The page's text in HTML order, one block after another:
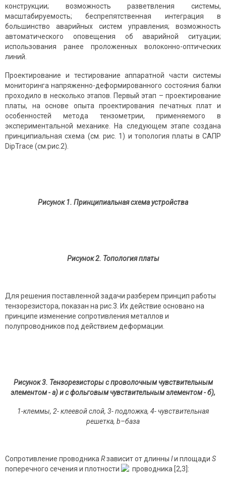
конструкции; возможность разветвления системы,
масштабируемость; беспрепятственная интеграция в
большинство аварийных систем управления; возможность
автоматического оповещения об аварийной ситуации;
использования ранее проложенных волоконно-оптических
линий.
Проектирование и тестирование аппаратной части системы
мониторинга напряженно-деформированного состояния балки
проходило в несколько этапов. Первый этап – проектирование
платы, на основе опыта проектирования печатных плат и
особенностей метода тензометрии, применяемого в
экспериментальной механике. На следующем этапе создана
принципиальная схема (см. рис. 1) и топология платы в САПР
DipTrace (см.рис.2).
Рисунок1. Принципиальная схема устройства
Рисунок2. Топология платы
Для решения поставленной задачи разберем принцип работы
тензорезистора, показан на рис.3. Их действие основано на
принципе изменение сопротивления металлов и
полупроводников под действием деформации.
Рисунок3. Тензорезисторы с проволочным чувствительным
элементом - а) и с фольговым чувствительным элементом- б),
1-клеммы, 2- клеевой слой, 3- подложка, 4- чувствительная
решетка, b–база
Сопротивление проводника Rзависит от длинны lи площади S
поперечного сечения и плотности
проводника [2,3]: